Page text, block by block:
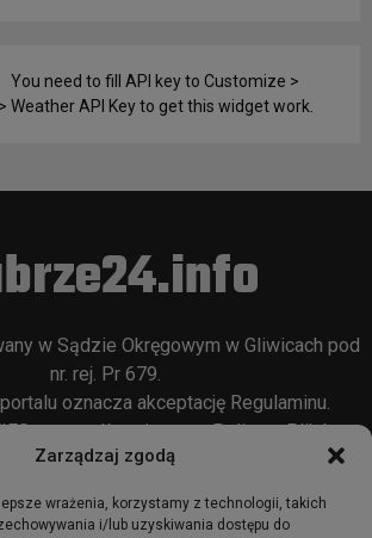
Zarządzaj zgodą
wrażenia, korzystamy z technologii, takich
i/lub uzyskiwania dostępu do
You need to fill API key to Customize >
Weather API Key to get this widget work.
w Sądzie Okręgowym w Gliwicach pod
nr. rej. Pr 679.
oznacza akceptację Regulaminu.
w sposób opisany wPolityce Plików
Cookie